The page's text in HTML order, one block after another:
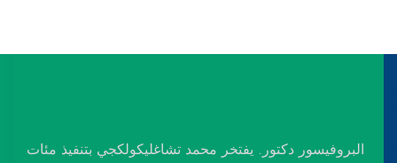
البروفيسور دكتور. يفتخر محمد تشاغليكولكجي بتنفيذ مئات